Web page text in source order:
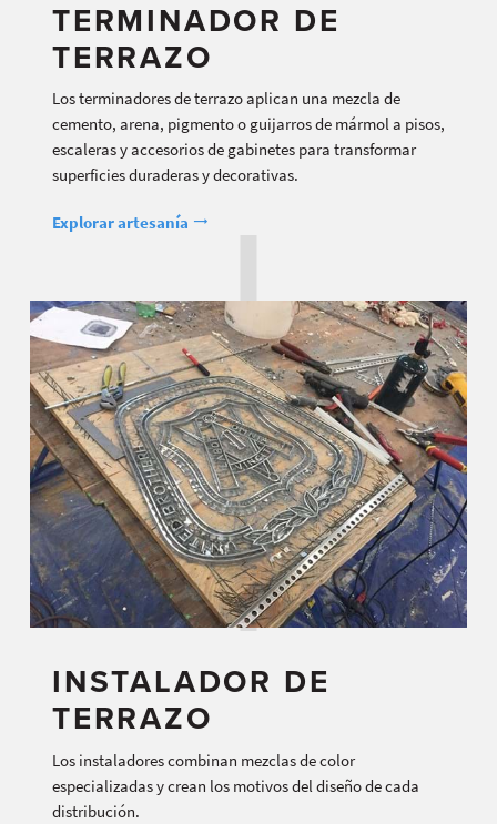
TERMINADOR DE
TERRAZO
Los terminadores de terrazo aplican una mezcla de
cemento, arena, pigmento o guijarros de mármol a pisos,
escaleras y accesorios de gabinetes para transformar
superficies duraderas y decorativas.
Explorar artesanía
INSTALADOR DE
TERRAZO
Los instaladores combinan mezclas de color
especializadas y crean los motivos del diseño de cada
distribución.